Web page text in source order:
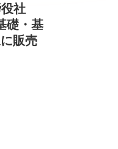
社
礎・基
販売